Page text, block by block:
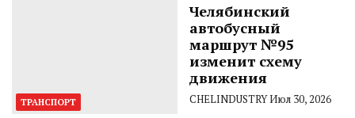
ТРАНСПОРТ
Челябинский
автобусный
маршрут №95
изменит схему
движения
CHELINDUSTRYИюл 30, 2026